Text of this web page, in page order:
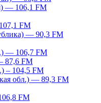
— 106,1 FM
FM
— 90,3 FM
— 106,7 FM
87,6 FM
– 104,5 FM
обл.) — 89,3 FM
FM